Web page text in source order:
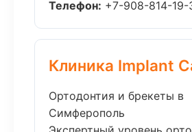
Телефон: +7-908-814-19-
Клиника Implant
Ортодонтия и брекеты в
Симферополь